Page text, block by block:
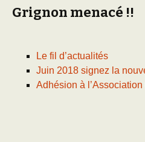
Grignon menacé !!
Le fil d’actualités
Juin 2018 signez la
Adhésion à